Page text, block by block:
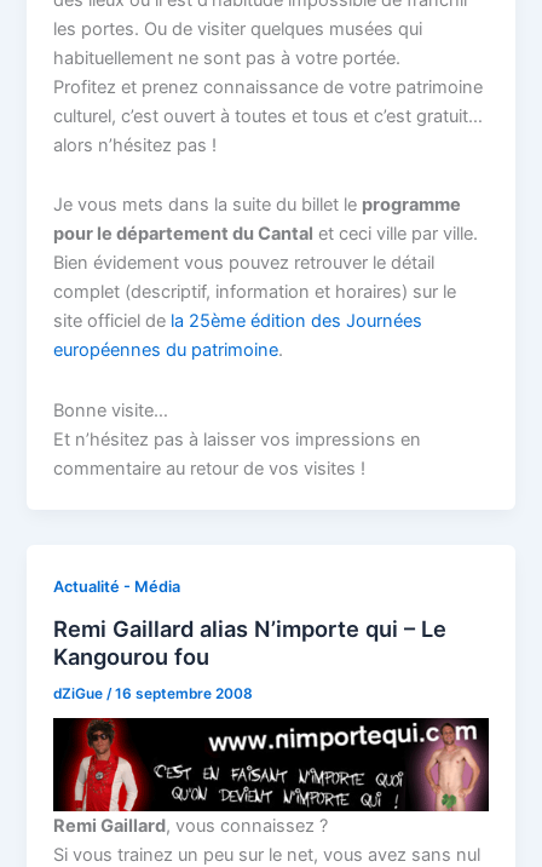
les portes. Ou de visiter quelques musées qui
habituellement ne sont pas à votre portée.
Profitez et prenez connaissance de votre patrimoine
culturel, c’est ouvert à toutes et tous et c’est gratuit…
alors n’hésitez pas !
Je vous mets dans la suite du billet le programme
pour le département du Cantal et ceci ville par ville.
Bien évidement vous pouvez retrouver le détail
complet (descriptif, information et horaires) sur le
site officiel de la 25ème édition des Journées
européennes du patrimoine.
Bonne visite…
Et n’hésitez pas à laisser vos impressions en
commentaire au retour de vos visites !
Actualité - Média
Remi Gaillard alias N’importe qui – Le
Kangourou fou
dZiGue /16 septembre 2008
Remi Gaillard, vous connaissez ?
Si vous trainez un peu sur le net, vous avez sans nul